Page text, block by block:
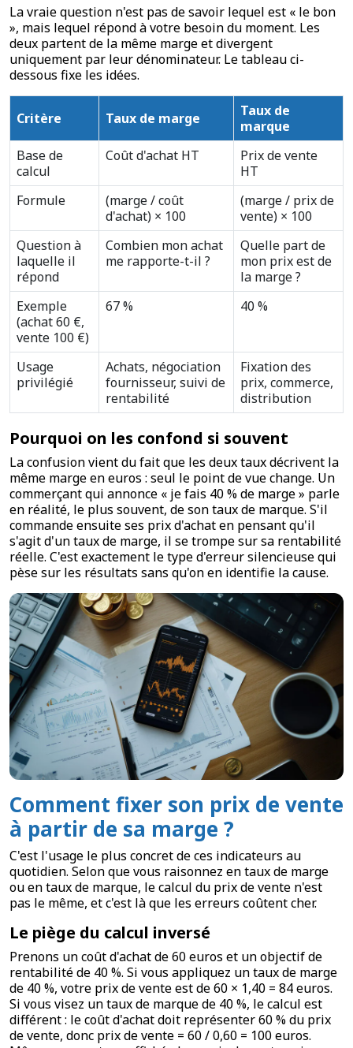
La vraie question n'est pas de savoir lequel est « le bon
», mais lequel répond à votre besoin du moment. Les
deux partent de la même marge et divergent
uniquement par leur dénominateur. Le tableau ci-
dessous fixe les idées.
Critère Taux de marge
Taux de
marque
Base de
calcul
Coût d'achat HT
Prix de vente
HT
Formule
(marge / coût
d'achat) × 100
(marge / prix de
vente) × 100
Question à
laquelle il
répond
Combien mon achat
me rapporte-t-il ?
Quelle part de
mon prix est de
la marge ?
Exemple
(achat 60 €,
vente 100 €)
67 % 40 %
Usage
privilégié
Achats, négociation
fournisseur, suivi de
rentabilité
Fixation des
prix, commerce,
distribution
Pourquoi on les confond si souvent
La confusion vient du fait que les deux taux décrivent la
même marge en euros : seul le point de vue change. Un
commerçant qui annonce « je fais 40 % de marge » parle
en réalité, le plus souvent, de son taux de marque. S'il
commande ensuite ses prix d'achat en pensant qu'il
s'agit d'un taux de marge, il se trompe sur sa rentabilité
réelle. C'est exactement le type d'erreur silencieuse qui
pèse sur les résultats sans qu'on en identifie la cause.
Comment fixer son prix de vente
à partir de sa marge ?
C'est l'usage le plus concret de ces indicateurs au
quotidien. Selon que vous raisonnez en taux de marge
ou en taux de marque, le calcul du prix de vente n'est
pas le même, et c'est là que les erreurs coûtent cher.
Le piège du calcul inversé
Prenons un coût d'achat de 60 euros et un objectif de
rentabilité de 40 %. Si vous appliquez un taux de marge
de 40 %, votre prix de vente est de 60 × 1,40 = 84 euros.
Si vous visez un taux de marque de 40 %, le calcul est
différent : le coût d'achat doit représenter 60 % du prix
de vente, donc prix de vente = 60 / 0,60 = 100 euros.